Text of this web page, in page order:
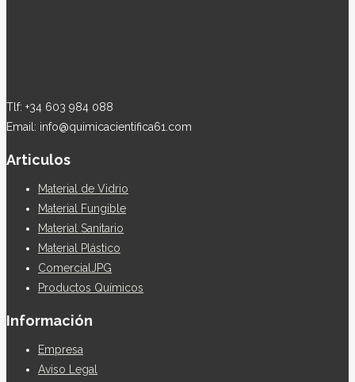
Tlf: +34 603 984 088
Email: info@quimicacientifica61.com
Articulos
Material de Vidrio
Material Fungible
Material Sanitario
Material Plástico
ComercialJPG
Productos Químicos
Información
Empresa
Aviso Legal